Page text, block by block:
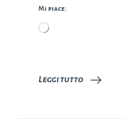
Mi piace:
Caricamento
Leggi tutto